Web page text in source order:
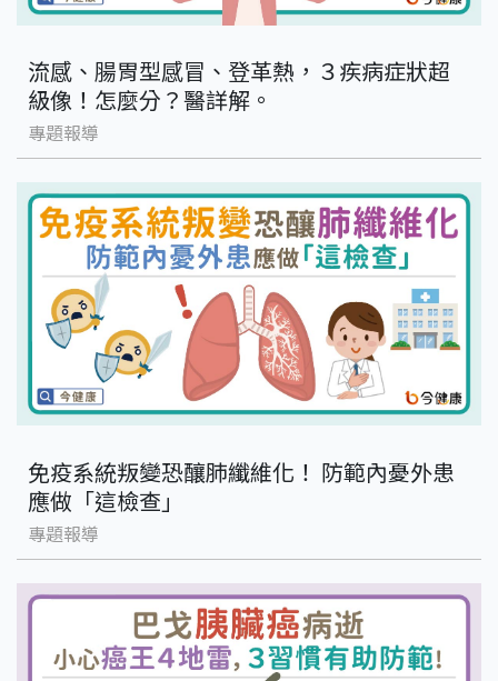
流感、腸胃型感冒、登革熱，３疾病症狀超
級像！怎麼分？醫詳解。
專題報導
免疫系統叛變恐釀肺纖維化！ 防範內憂外患
應做「這檢查」
專題報導